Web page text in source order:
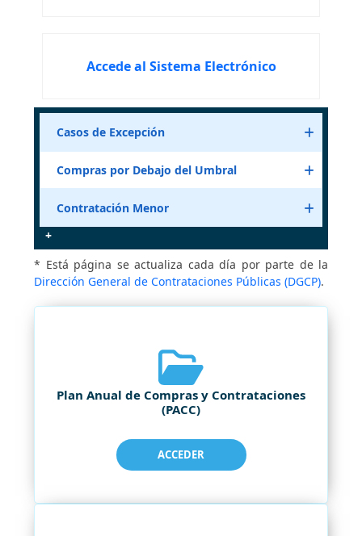
Accede al Sistema Electrónico
Casos de Excepción
Compras por Debajo del Umbral
Contratación Menor
* Está página se actualiza cada día por parte de la
Dirección General de Contrataciones Públicas (DGCP).
Plan Anual de Compras y Contrataciones
(PACC)
ACCEDER